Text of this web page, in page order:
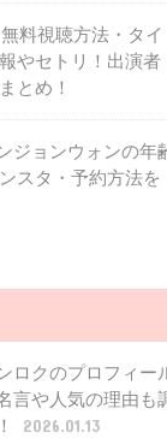
料視聴方法・タイ
やセトリ！出演者
とめ！
ジョンウォンの年
スタ・予約方法を
ロクのプロフィー
言や人気の理由も
2026.01.13